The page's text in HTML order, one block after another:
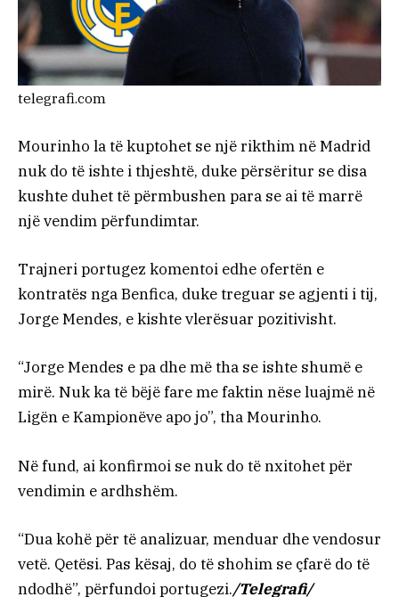
telegrafi.com
Mourinho la të kuptohet se një rikthim në Madrid
nuk do të ishte i thjeshtë, duke përsëritur se disa
kushte duhet të përmbushen para se ai të marrë
një vendim përfundimtar.
Trajneri portugez komentoi edhe ofertën e
kontratës nga Benfica, duke treguar se agjenti i tij,
Jorge Mendes, e kishte vlerësuar pozitivisht.
“Jorge Mendes e pa dhe më tha se ishte shumë e
mirë. Nuk ka të bëjë fare me faktin nëse luajmë në
Ligën e Kampionëve apo jo”, tha Mourinho.
Në fund, ai konfirmoi se nuk do të nxitohet për
vendimin e ardhshëm.
“Dua kohë për të analizuar, menduar dhe vendosur
vetë. Qetësi. Pas kësaj, do të shohim se çfarë do të
ndodhë”, përfundoi portugezi./Telegrafi/